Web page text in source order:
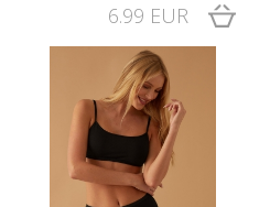
6.99 EUR